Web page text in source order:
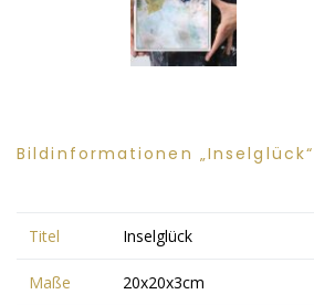
Bildinformationen „Inselglück“
Titel Inselglück
Maße 20x20x3cm